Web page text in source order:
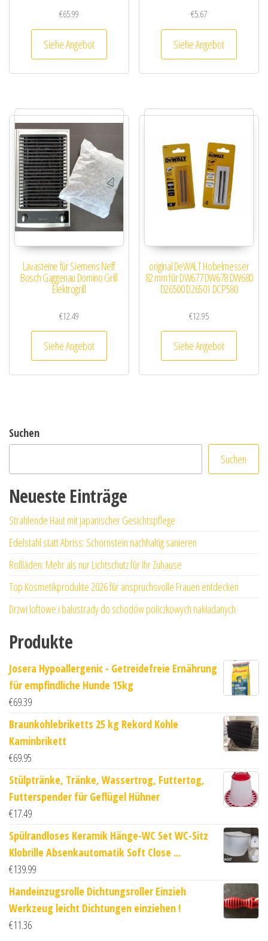
€65.99
Siehe Angebot
€5.67
Siehe Angebot
Lavasteine für Siemens Neff
Bosch Gaggenau Domino Grill
Elektrogrill
€12.49
Siehe Angebot
original DeWALT Hobelmesser
82 mm für DW677 DW678 DW680
D26500 D26501 DCP580
€12.95
Siehe Angebot
Suchen
Suchen
Neueste Einträge
Strahlende Haut mit japanischer Gesichtspflege
Edelstahl statt Abriss: Schornstein nachhaltig sanieren
Rollläden: Mehr als nur Lichtschutz für Ihr Zuhause
Top Kosmetikprodukte 2026 für anspruchsvolle Frauen entdecken
Drzwi loftowe i balustrady do schodów policzkowych nakładanych
Produkte
Josera Hypoallergenic - Getreidefreie Ernährung
für empfindliche Hunde 15kg
€69.39
Braunkohlebriketts 25 kg Rekord Kohle
Kaminbrikett
€69.95
Stülptränke, Tränke, Wassertrog, Futtertog,
Futterspender für Geflügel Hühner
€17.49
Spülrandloses Keramik Hänge-WC Set WC-Sitz
Klobrille Absenkautomatik Soft Close ...
€139.99
Handeinzugsrolle Dichtungsroller Einzieh
Werkzeug leicht Dichtungen einziehen !
€11.36